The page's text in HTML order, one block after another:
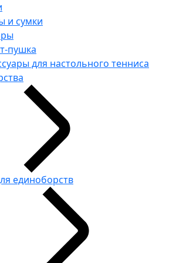
и сумки
пушка
для настольного тенниса
единоборств